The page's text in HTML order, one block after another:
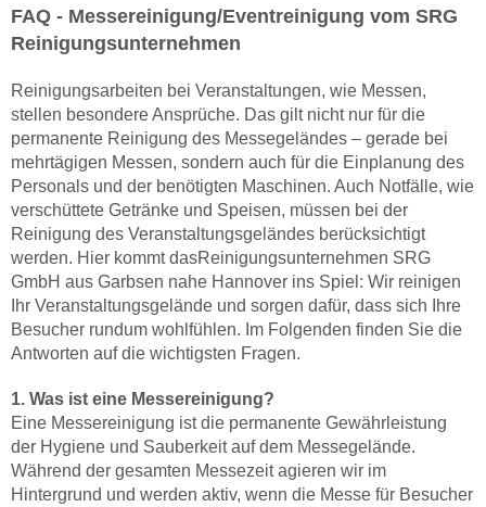
FAQ - Messereinigung/Eventreinigung vom SRG
Reinigungsunternehmen
Reinigungsarbeiten bei Veranstaltungen, wie Messen,
stellen besondere Ansprüche. Das gilt nicht nur für die
permanente Reinigung des Messegeländes – gerade bei
mehrtägigen Messen, sondern auch für die Einplanung des
Personals und der benötigten Maschinen. Auch Notfälle, wie
verschüttete Getränke und Speisen, müssen bei der
Reinigung des Veranstaltungsgeländes berücksichtigt
werden. Hier kommt dasReinigungsunternehmen SRG
GmbH aus Garbsen nahe Hannover ins Spiel: Wir reinigen
Ihr Veranstaltungsgelände und sorgen dafür, dass sich Ihre
Besucher rundum wohlfühlen. Im Folgenden finden Sie die
Antworten auf die wichtigsten Fragen.
1. Was ist eine Messereinigung?
Eine Messereinigung ist die permanente Gewährleistung
der Hygiene und Sauberkeit auf dem Messegelände.
Während der gesamten Messezeit agieren wir im
Hintergrund und werden aktiv, wenn die Messe für Besucher